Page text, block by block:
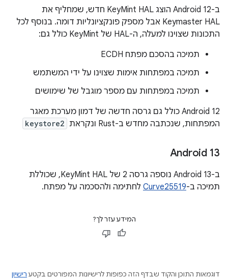
ב-Android 12 הוצג KeyMint HAL חדש, שמחליף את
Keymaster HAL אבל מספק פונקציונליות דומה. בנוסף לכל
התכונות שצוינו למעלה, ה-HAL של KeyMint כולל גם:
תמיכה בהסכם מפתח ECDH
תמיכה במפתחות אימות שצוינו על ידי המשתמש
תמיכה במפתחות עם מספר מוגבל של שימושים
‫Android 12 כולל גם גרסה חדשה של דמון מערכת מאגר
המפתחות, שנכתבה מחדש ב-Rust ונקראת
keystore2
Android 13
ב-Android 13 נוספה גרסה 2 של KeyMint HAL, שכוללת
תמיכה ב-Curve25519 לחתימה ולהסכמה על מפתח.
המידע עזר לך?
דוגמאות התוכן והקוד שבדף הזה כפופות לרישיונות המפורטים בקטע רישיון